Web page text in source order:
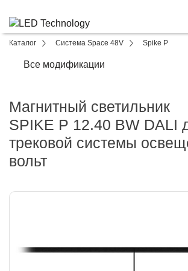
Каталог Система Space 48V Spike P
Все модификации
Магнитный светильник
SPIKE P 12.40 BW DALI
трековой системы
вольт